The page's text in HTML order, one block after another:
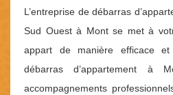
L’entreprise de débarras
Sud Ouest à Mont se met à
appart de manière efficace et
débarras d’appartement à
accompagnements